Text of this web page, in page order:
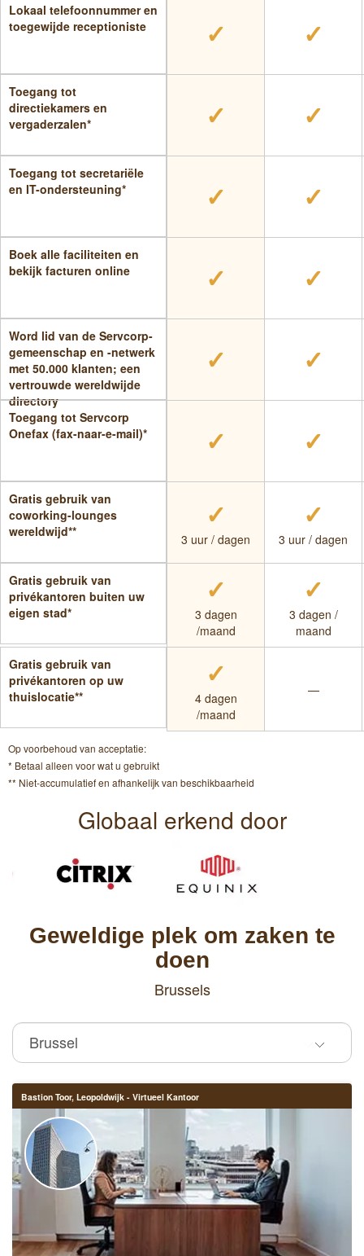
Lokaal telefoonnummer en
toegewijde receptioniste
✓ ✓
Toegang tot
directiekamers en
vergaderzalen*
✓ ✓
Toegang tot secretariële
en IT-ondersteuning*
✓ ✓
Boek alle faciliteiten en
bekijk facturen online
✓ ✓
Word lid van de Servcorp-
gemeenschap en -netwerk
met 50.000 klanten; een
vertrouwde wereldwijde
directory
✓ ✓
Toegang tot Servcorp
Onefax (fax-naar-e-mail)*
✓ ✓
Gratis gebruik van
coworking-lounges
wereldwijd**
✓
3 uur / dagen
✓
3 uur / dagen
Gratis gebruik van
privékantoren buiten uw
eigen stad*
✓
3 dagen
/maand
✓
3 dagen /
maand
Gratis gebruik van
privékantoren op uw
thuislocatie**
✓
4 dagen
/maand
—
Op voorbehoud van acceptatie:
* Betaal alleen voor wat u gebruikt
** Niet-accumulatief en afhankelijk van beschikbaarheid
Globaal erkend door
Geweldige plek om zaken te
doen
Brussels
Bastion Toor, Leopoldwijk - Virtueel Kantoor